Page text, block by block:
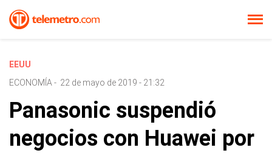
EEUU
ECONOMÍA - 22 de mayo de 2019 - 21:32
Panasonic suspendió
negocios con Huawei por